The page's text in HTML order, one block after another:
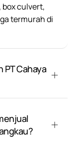
culvert,
termurah di
PT Cahaya